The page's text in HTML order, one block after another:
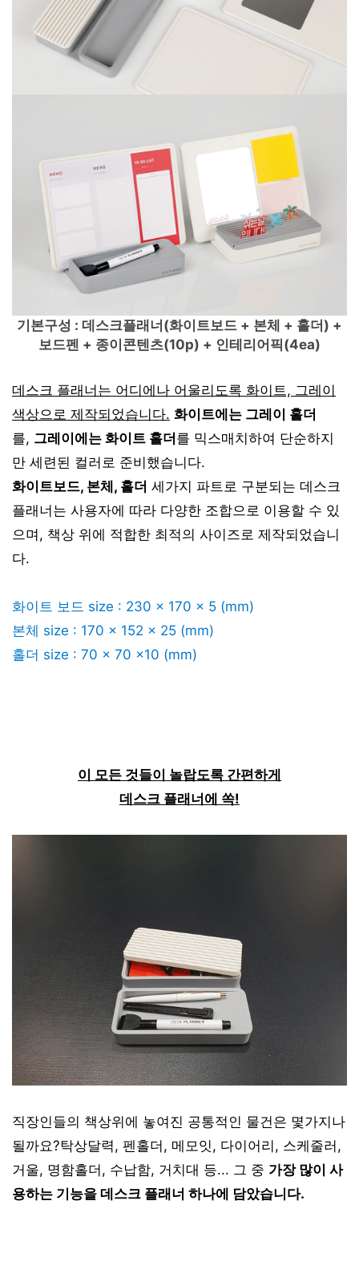
기본구성 : 데스크플래너(화이트보드 + 본체 + 홀더) +
보드펜 + 종이콘텐츠(10p) + 인테리어픽(4ea)
데스크 플래너는 어디에나 어울리도록 화이트, 그레이
색상으로 제작되었습니다. 화이트에는 그레이 홀더
를, 그레이에는 화이트 홀더를 믹스매치하여 단순하지
만 세련된 컬러로 준비했습니다.
화이트보드, 본체, 홀더 세가지 파트로 구분되는 데스크
플래너는 사용자에 따라 다양한 조합으로 이용할 수 있
으며, 책상 위에 적합한 최적의 사이즈로 제작되었습니
다.
화이트 보드 size : 230 x 170 x 5 (mm)
본체 size : 170 x 152 x 25 (mm)
홀더 size : 70 x 70 x10 (mm)
이 모든 것들이 놀랍도록 간편하게
데스크 플래너에 쏙!
직장인들의 책상위에 놓여진 공통적인 물건은 몇가지나
될까요?탁상달력, 펜홀더, 메모잇, 다이어리, 스케줄러,
거울, 명함홀더, 수납함, 거치대 등... 그 중 가장 많이 사
용하는 기능을 데스크 플래너 하나에 담았습니다.